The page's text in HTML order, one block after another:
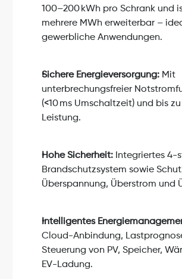
100–200 kWh pro Schrank und
mehrere MWh erweiterbar –
gewerbliche Anwendungen.
Sichere Energieversorgung: Mit
unterbrechungsfreier
(<10 ms Umschaltzeit) und bis zu
Leistung.
Hohe Sicherheit: Integriertes 4-
Brandschutzsystem sowie
Überspannung, Überstrom und
Intelligentes
Cloud-Anbindung,
Steuerung von PV, Speicher,
EV-Ladung.